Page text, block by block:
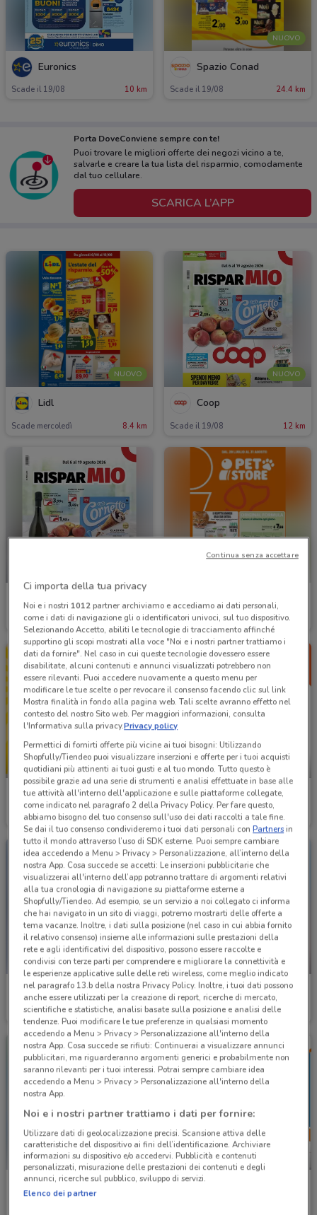
Euronics
Scade il 19/08 10 km
NUOVO
Spazio Conad
Scade il 19/08 24.4 km
Porta DoveConviene sempre con te!
Puoi trovare le migliori offerte dei negozi vicino a te,
salvarle e creare la tua lista del risparmio, comodamente
dal tuo cellulare.
SCARICA L’APP
NUOVO
Lidl
Scade mercoledì 8.4 km
NUOVO
Coop
Scade il 19/08 12 km
Scade il 19/08 15 km Scade il 31/08 8.5 km
-5 GIORNI
Il Gigante
Scade mercoledì 11.9 km
-4 GIORNI
Unes
Scade martedì 7.6 km
Euronics
Scade il 19/08 10 km
NUOVO
Carrefour Ipermercati
Scade il 19/08 17.1 km
Bennet Conad
Ci importa della tua privacy
Noi e i nostri 1012partner archiviamo e accediamo ai dati personali,
come i dati di navigazione gli o identificatori univoci, sul tuo dispositivo.
Selezionando Accetto, abiliti le tecnologie di tracciamento affinché
supportino gli scopi mostrati alla voce "Noi e i nostri partner trattiamo i
dati da fornire". Nel caso in cui queste tecnologie dovessero essere
disabilitate, alcuni contenuti e annunci visualizzati potrebbero non
essere rilevanti. Puoi accedere nuovamente a questo menu per
modificare le tue scelte o per revocare il consenso facendo clic sul link
Mostra finalità in fondo alla pagina web. Tali scelte avranno effetto nel
contesto del nostro Sito web. Per maggiori informazioni, consulta
l'Informativa sulla privacy.Privacy policy
Permettici di fornirti offerte più vicine ai tuoi bisogni: Utilizzando
Shopfully/Tiendeo puoi visualizzare inserzioni e offerte per i tuoi acquisti
quotidiani più attinenti ai tuoi gusti e al tuo mondo. Tutto questo è
possibile grazie ad una serie di strumenti e analisi effettuate in base alle
tue attività all'interno dell'applicazione e sulle piattaforme collegate,
come indicato nel paragrafo 2 della Privacy Policy. Per fare questo,
abbiamo bisogno del tuo consenso sull'uso dei dati raccolti a tale fine.
Se dai il tuo consenso condivideremo i tuoi dati personali conPartnersin
tutto il mondo attraverso l’uso di SDK esterne. Puoi sempre cambiare
idea accedendo a Menu > Privacy > Personalizzazione, all’interno della
nostra App. Cosa succede se accetti: Le inserzioni pubblicitarie che
visualizzerai all'interno dell’app potranno trattare di argomenti relativi
alla tua cronologia di navigazione su piattaforme esterne a
Shopfully/Tiendeo. Ad esempio, se un servizio a noi collegato ci informa
che hai navigato in un sito di viaggi, potremo mostrarti delle offerte a
tema vacanze. Inoltre, i dati sulla posizione (nel caso in cui abbia fornito
il relativo consenso) insieme alle informazioni sulle prestazioni della
rete e agli identificativi del dispositivo, possono essere raccolte e
condivisi con terze parti per comprendere e migliorare la connettività e
le esperienze applicative sulle delle reti wireless, come meglio indicato
nel paragrafo 13.b della nostra Privacy Policy. Inoltre, i tuoi dati possono
anche essere utilizzati per la creazione di report, ricerche di mercato,
scientifiche e statistiche, analisi basate sulla posizione e analisi delle
tendenze. Puoi modificare le tue preferenze in qualsiasi momento
accedendo a Menu > Privacy > Personalizzazione all'interno della
nostra App. Cosa succede se rifiuti: Continuerai a visualizzare annunci
pubblicitari, ma riguarderanno argomenti generici e probabilmente non
saranno rilevanti per i tuoi interessi. Potrai sempre cambiare idea
accedendo a Menu > Privacy > Personalizzazione all'interno della
nostra App.
Noi e i nostri partner trattiamo i dati per fornire:
Utilizzare dati di geolocalizzazione precisi. Scansione attiva delle
caratteristiche del dispositivo ai fini dell’identificazione. Archiviare
informazioni su dispositivo e/o accedervi. Pubblicità e contenuti
personalizzati, misurazione delle prestazioni dei contenuti e degli
annunci, ricerche sul pubblico, sviluppo di servizi.
Elenco dei partner
Continua senza accettare